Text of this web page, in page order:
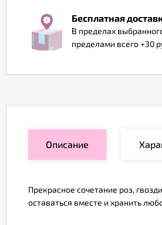
Бесплатная
В пределах
пределами всего +30
Описание
Прекрасное сочетание роз,
оставаться вместе и хранить